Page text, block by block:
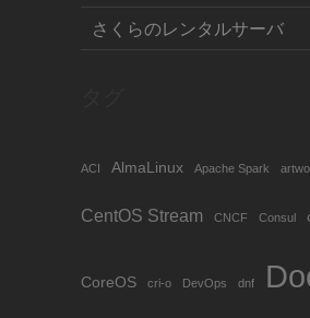
さくらのレンタルサーバ
ACI AlmaLinux Apache Spark
CentOS Stream CNCF Consul
CoreOS cri-o DevOps dnf